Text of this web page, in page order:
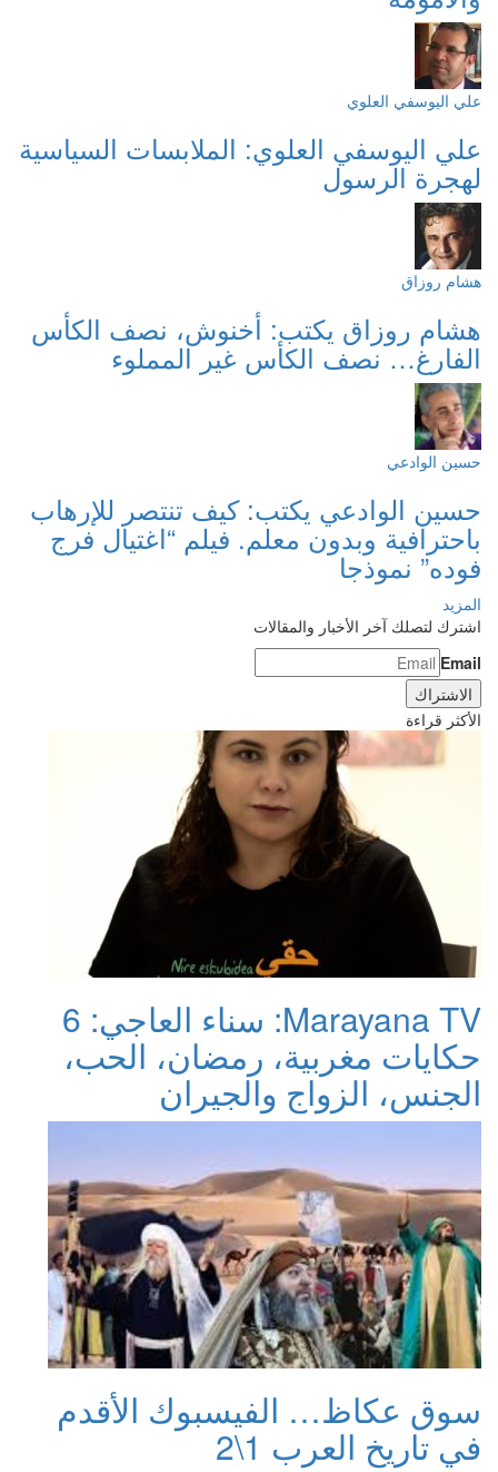
علي اليوسفي العلوي
علي اليوسفي العلوي: الملابسات السياسية
لهجرة الرسول
هشام روزاق
هشام روزاق يكتب: أخنوش، نصف الكأس
الفارغ… نصف الكأس غير المملوء
حسين الوادعي
حسين الوادعي يكتب: كيف تنتصر للإرهاب
باحترافية وبدون معلم. فيلم “اغتيال فرج
فوده” نموذجا
المزيد
اشترك لتصلك آخر الأخبار والمقالات
Email
الأكثر قراءة
Marayana TV: سناء العاجي: 6
حكايات مغربية، رمضان، الحب،
الجنس، الزواج والجيران
سوق عكاظ… الفيسبوك الأقدم
في تاريخ العرب 1\2